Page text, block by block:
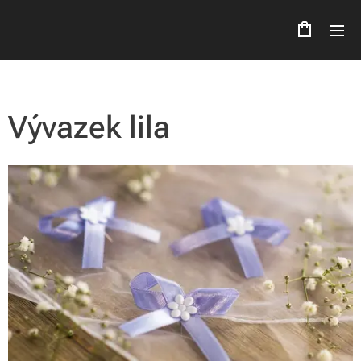
Vývazek lila